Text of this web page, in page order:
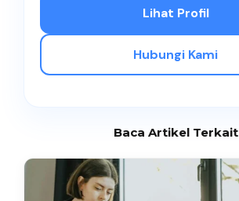
Lihat Profil
Hubungi Kami
Baca Artikel Terkait